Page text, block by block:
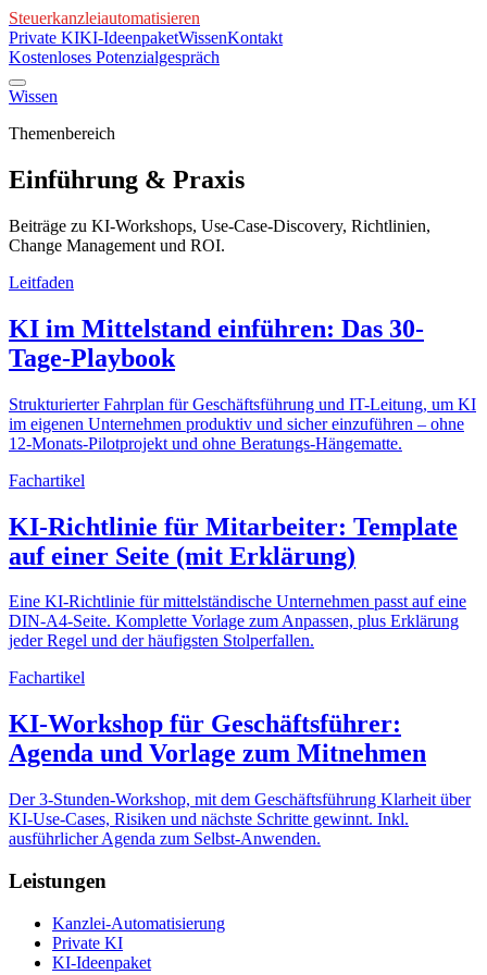
Steuerkanzleiautomatisieren
Private KIKI-IdeenpaketWissenKontakt
Kostenloses Potenzialgespräch
Wissen
Themenbereich
Einführung & Praxis
Beiträge zu KI-Workshops, Use-Case-Discovery, Richtlinien,
Change Management und ROI.
Leitfaden
KI im Mittelstand einführen: Das 30-
Tage-Playbook
Strukturierter Fahrplan für Geschäftsführung und IT-Leitung, um KI
im eigenen Unternehmen produktiv und sicher einzuführen – ohne
12-Monats-Pilotprojekt und ohne Beratungs-Hängematte.
Fachartikel
KI-Richtlinie für Mitarbeiter: Template
auf einer Seite (mit Erklärung)
Eine KI-Richtlinie für mittelständische Unternehmen passt auf eine
DIN-A4-Seite. Komplette Vorlage zum Anpassen, plus Erklärung
jeder Regel und der häufigsten Stolperfallen.
Fachartikel
KI-Workshop für Geschäftsführer:
Agenda und Vorlage zum Mitnehmen
Der 3-Stunden-Workshop, mit dem Geschäftsführung Klarheit über
KI-Use-Cases, Risiken und nächste Schritte gewinnt. Inkl.
ausführlicher Agenda zum Selbst-Anwenden.
Leistungen
Kanzlei-Automatisierung
Private KI
KI-Ideenpaket